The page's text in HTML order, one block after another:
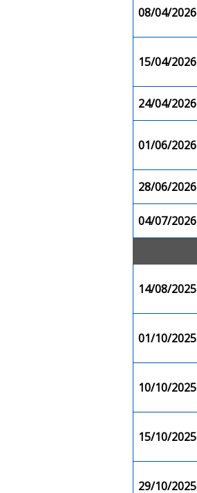
08/04/2026
15/04/2026
24/04/2026
01/06/2026
28/06/2026
04/07/2026
14/08/2025
01/10/2025
10/10/2025
15/10/2025
29/10/2025